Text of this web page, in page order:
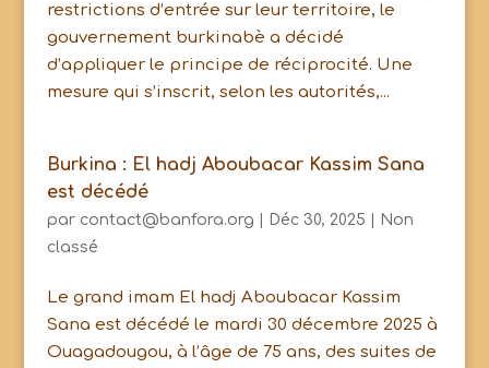
restrictions d’entrée sur leur territoire, le
gouvernement burkinabè a décidé
d’appliquer le principe de réciprocité. Une
mesure qui s’inscrit, selon les autorités,...
Burkina : El hadj Aboubacar Kassim Sana
est décédé
par contact@banfora.org Déc 30, 2025
Non
classé
Le grand imam El hadj Aboubacar Kassim
Sana est décédé le mardi 30 décembre 2025 à
Ouagadougou, à l’âge de 75 ans, des suites de